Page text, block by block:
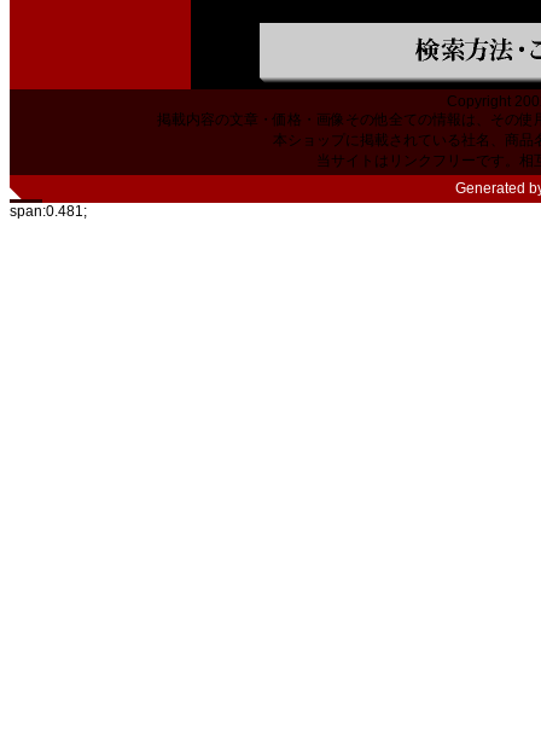
Copyright
掲載内容の文章・価格・画像その他全ての情報は、その
本ショップに掲載されている社名、商
当サイトはリンクフリーです。相
Generated
span:0.481;